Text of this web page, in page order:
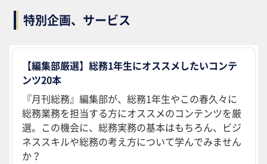
特別企画、サービス
【編集部厳選】総務1年生にオススメしたいコンテ
ンツ20本
『月刊総務』編集部が、総務1年生やこの春久々に
総務業務を担当する方にオススメのコンテンツを厳
選。この機会に、総務実務の基本はもちろん、ビジ
ネススキルや総務の考え方について学んでみません
か？